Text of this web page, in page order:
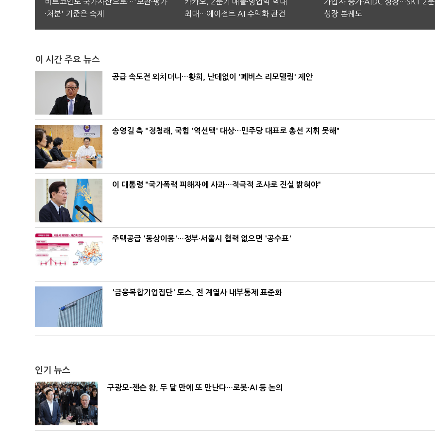
·처분' 기준은 숙제
최대…에이전트 AI 수익화 관건
성장 본궤도
이 시간 주요 뉴스
공급 속도전 외치더니…황희, 난데없이 '폐버스 리모델링' 제안
송영길 측 "정청래, 국힘 '역선택' 대상…민주당 대표로 총선 지휘 못해"
이 대통령 "국가폭력 피해자에 사과…적극적 조사로 진실 밝혀야"
주택공급 '동상이몽'…정부·서울시 협력 없으면 '공수표'
'금융복합기업집단' 토스, 전 계열사 내부통제 표준화
인기 뉴스
구광모-젠슨 황, 두 달 만에 또 만난다…로봇·AI 등 논의